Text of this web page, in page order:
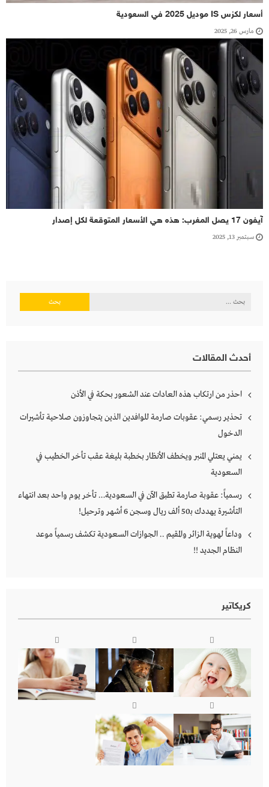
أسعار لكزس IS موديل 2025 في السعودية
مارس 26, 2025
آيفون 17 يصل المغرب: هذه هي الأسعار المتوقعة لكل إصدار
سبتمبر 13, 2025
البحث
أحدث المقالات
احذر من ارتكاب هذه العادات عند الشعور بحكة في الأذن
تحذير رسمي: عقوبات صارمة للوافدين الذين يتجاوزون صلاحية تأشيرات
الدخول
يمني يعتلي المنبر ويخطف الأنظار بخطبة بليغة عقب تأخر الخطيب في
السعودية
رسمياً: عقوبة صارمة تطبق الآن في السعودية… تأخر يوم واحد بعد انتهاء
التأشيرة يهددك بـ50 ألف ريال وسجن 6 أشهر وترحيل!
وداعاً لهوية الزائر والمقيم .. الجوازات السعودية تكشف رسمياً موعد
النظام الجديد !!
كريكاتير